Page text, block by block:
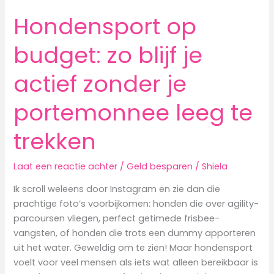
Hondensport op
budget: zo blijf je
actief zonder je
portemonnee leeg te
trekken
Laat een reactie achter /Geld besparen /Shiela
Ik scroll weleens door Instagram en zie dan die
prachtige foto’s voorbijkomen: honden die over agility-
parcoursen vliegen, perfect getimede frisbee-
vangsten, of honden die trots een dummy apporteren
uit het water. Geweldig om te zien! Maar hondensport
voelt voor veel mensen als iets wat alleen bereikbaar is